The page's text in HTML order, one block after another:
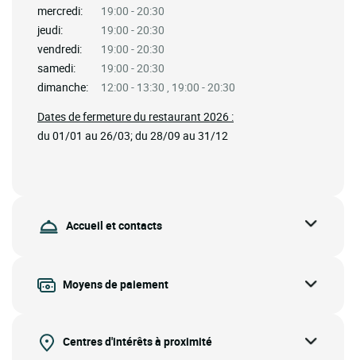
mercredi:
19:00 - 20:30
jeudi:
19:00 - 20:30
vendredi:
19:00 - 20:30
samedi:
19:00 - 20:30
dimanche:
12:00 - 13:30 , 19:00 - 20:30
Dates de fermeture du restaurant 2026 :
du 01/01 au 26/03; du 28/09 au 31/12
Accueil et contacts
Moyens de paiement
Centres d'intérêts à proximité